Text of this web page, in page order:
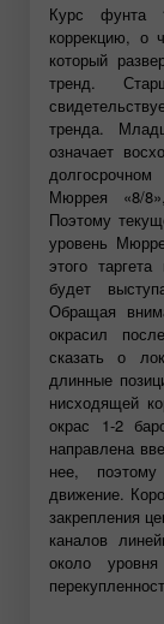
Курс фунта
коррекцию, о
который
тренд.
тренда.
означает
Мюррея «8/
Поэтому
уровень
этого
будет
Обращая
окрасил
сказать о
длинные
нисходящей
окрас 1-2
направлена
нее,
движение.
закрепления
каналов
около